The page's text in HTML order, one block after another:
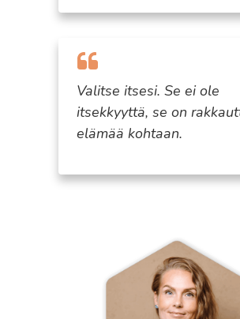
Valitse itsesi. Se ei ole
itsekkyyttä, se on
elämää kohtaan.